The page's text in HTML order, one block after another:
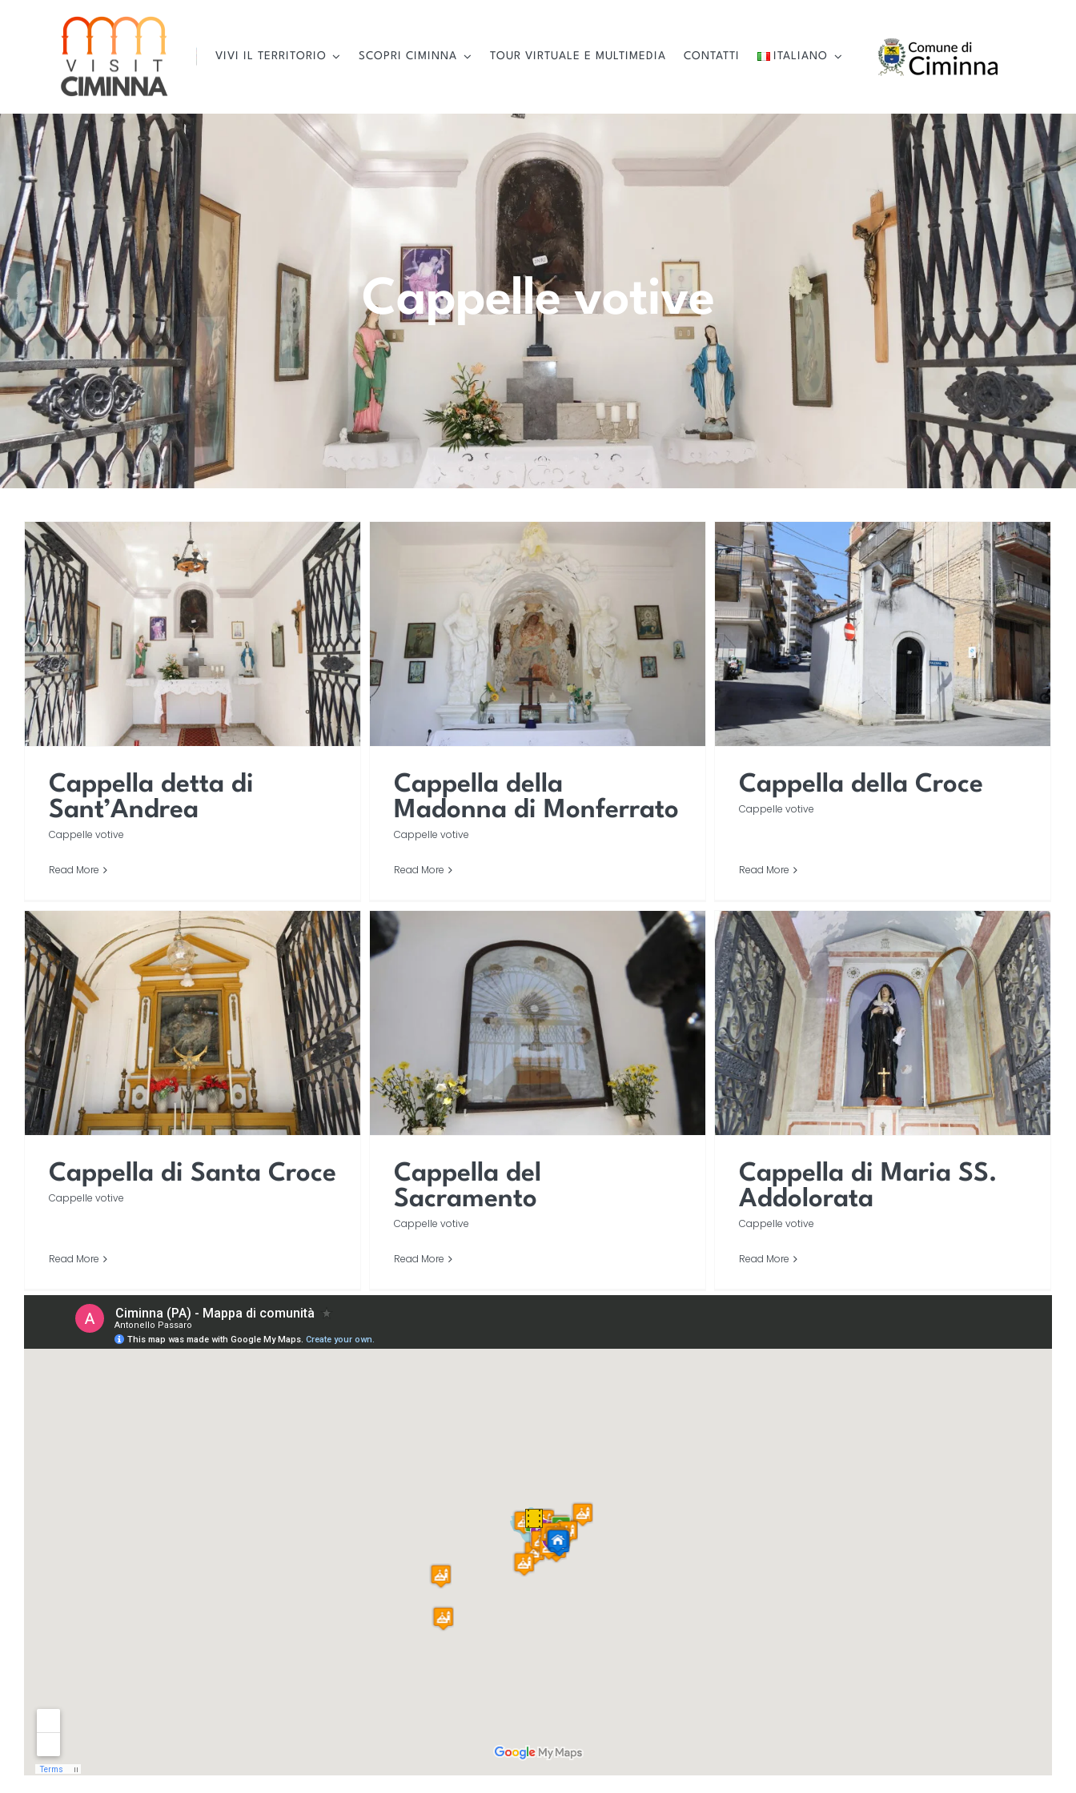
contenuto
VIVI IL TERRITORIO SCOPRI CIMINNA TOUR VIRTUALE E MULTIMEDIA CONTATTI ITALIANO
Cappelle votive
Cappella detta di
Sant’Andrea
Cappella detta di
Sant’Andrea
Cappelle votive
Read More
Cappella della Madonna di
Monferrato
Cappella della
Madonna di Monferrato
Cappelle votive
Read More
Cappella della Croce
Cappella della Croce
Cappelle votive
Read More
Cappella di Santa Croce
Cappella di Santa Croce
Cappelle votive
Read More
Cappella del Sacramento
Cappella del
Sacramento
Cappelle votive
Read More
Cappella di Maria SS.
Addolorata
Cappella di Maria SS.
Addolorata
Cappelle votive
Read More